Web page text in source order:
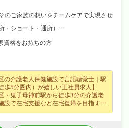
のご家族の想いをチームケアで実現させ
・ショート・通所）
会議の開催・参加
践支援
資格をお持ちの方
の介護老人保健施設で言語聴覚士｜駅
歩5分圏内）が嬉しい正社員求人】
・鬼子母神前駅から徒歩3分の介護老
設で在宅支援など在宅復帰を目指す方